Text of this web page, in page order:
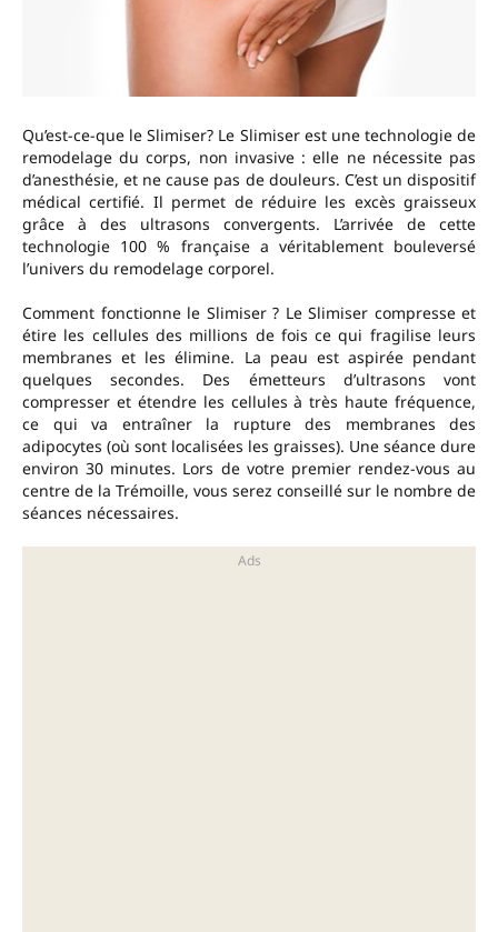
Qu’est-ce-que le Slimiser? Le Slimiser est une technologie de
remodelage du corps, non invasive : elle ne nécessite pas
d’anesthésie, et ne cause pas de douleurs. C’est un dispositif
médical certifié. Il permet de réduire les excès graisseux
grâce à des ultrasons convergents. L’arrivée de cette
technologie 100 % française a véritablement bouleversé
l’univers du remodelage corporel.
Comment fonctionne le Slimiser ? Le Slimiser compresse et
étire les cellules des millions de fois ce qui fragilise leurs
membranes et les élimine. La peau est aspirée pendant
quelques secondes. Des émetteurs d’ultrasons vont
compresser et étendre les cellules à très haute fréquence,
ce qui va entraîner la rupture des membranes des
adipocytes (où sont localisées les graisses). Une séance dure
environ 30 minutes. Lors de votre premier rendez-vous au
centre de la Trémoille, vous serez conseillé sur le nombre de
séances nécessaires.